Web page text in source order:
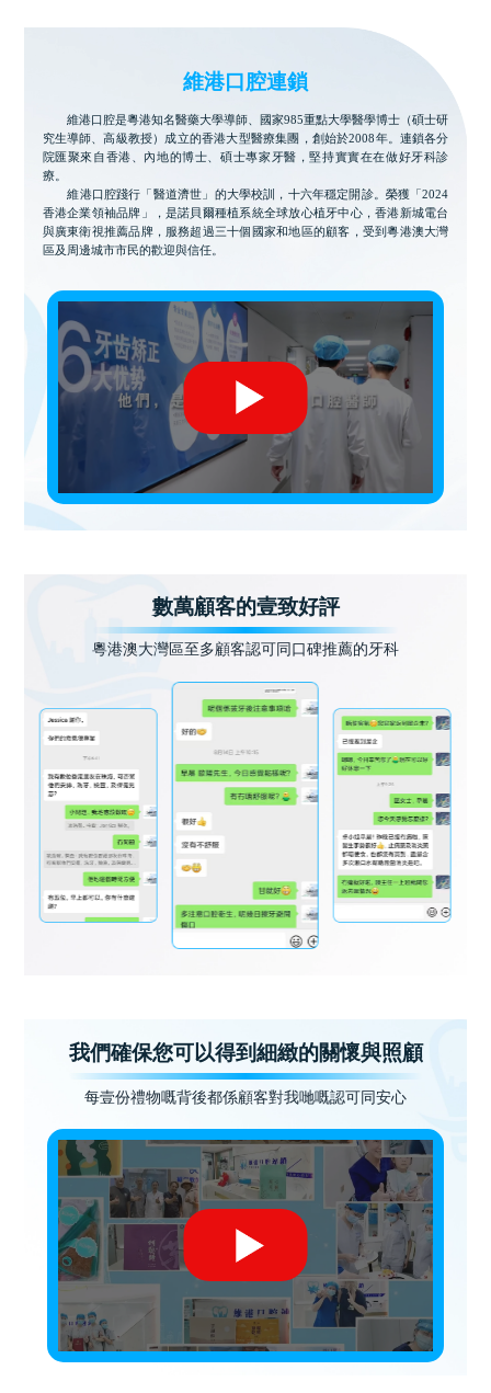
維港口腔連鎖
維港口腔是粵港知名醫藥大學導師、國家985重點大學醫學博士（碩士研
究生導師、高級教授）成立的香港大型醫療集團，創始於2008年。連鎖各分
院匯聚來自香港、內地的博士、碩士專家牙醫，堅持實實在在做好牙科診
療。
維港口腔踐行「醫道濟世」的大學校訓，十六年穩定開診。榮獲「2024
香港企業領袖品牌」，是諾貝爾種植系統全球放心植牙中心，香港新城電台
與廣東衛視推薦品牌，服務超過三十個國家和地區的顧客，受到粵港澳大灣
區及周邊城市市民的歡迎與信任。
數萬顧客的壹致好評
粵港澳大灣區至多顧客認可同口碑推薦的牙科
我們確保您可以得到細緻的關懷與照顧
每壹份禮物嘅背後都係顧客對我哋嘅認可同安心